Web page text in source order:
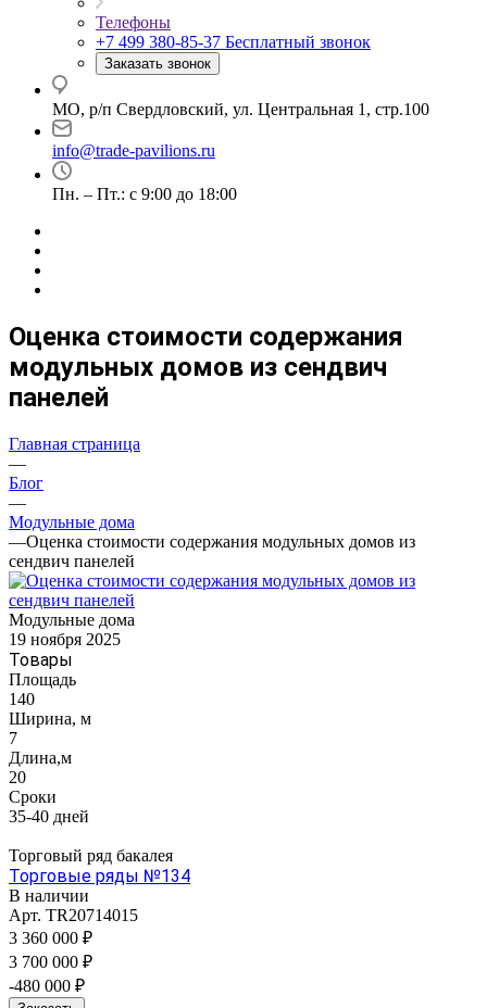
Телефоны
+7 499 380-85-37 Бесплатный звонок
Заказать звонок
МО, р/п Свердловский, ул. Центральная 1, стр.100
info@trade-pavilions.ru
Пн. – Пт.: с 9:00 до 18:00
Оценка стоимости содержания
модульных домов из сендвич
панелей
Главная страница
—
Блог
—
Модульные дома
—Оценка стоимости содержания модульных домов из
сендвич панелей
Модульные дома
19 ноября 2025
Товары
Площадь
140
Ширина, м
7
Длина,м
20
Сроки
35-40 дней
Торговый ряд бакалея
Торговые ряды №134
В наличии
Арт. TR20714015
3 360 000 ₽
3 700 000 ₽
-480 000 ₽